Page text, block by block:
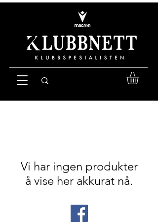
Vi har ingen produkter
å vise her akkurat nå.